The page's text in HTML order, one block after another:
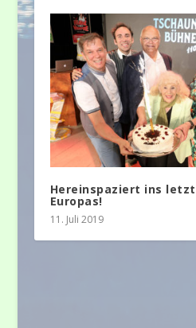
Hereinspaziert ins
Europas!
11. Juli 2019